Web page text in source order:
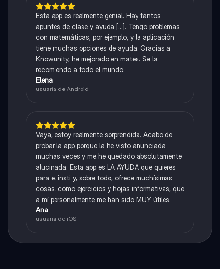
Esta app es realmente genial. Hay tantos
apuntes de clase y ayuda [...]. Tengo problemas
con matemáticas, por ejemplo, y la aplicación
tiene muchas opciones de ayuda. Gracias a
Knowunity, he mejorado en mates. Se la
recomiendo a todo el mundo.
Elena
usuaria de Android
Vaya, estoy realmente sorprendida. Acabo de
probar la app porque la he visto anunciada
muchas veces y me he quedado absolutamente
alucinada. Esta app es LA AYUDA que quieres
para el insti y, sobre todo, ofrece muchísimas
cosas, como ejercicios y hojas informativas, que
a mí personalmente me han sido MUY útiles.
Ana
usuaria de iOS